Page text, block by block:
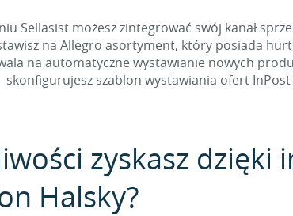
Sellasist możesz zintegrować swój kanał
na Allegro asortyment, który posiada
na automatyczne wystawianie nowych
skonfigurujesz szablon wystawiania ofert
zyskasz
Halsky?